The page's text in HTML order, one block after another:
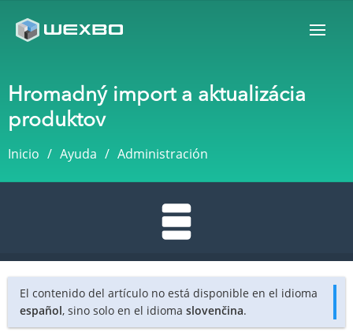
Hromadný import a aktualizácia
produktov
Inicio Ayuda Administración
El contenido del artículo no está disponible en el idioma
español, sino solo en el idioma slovenčina.